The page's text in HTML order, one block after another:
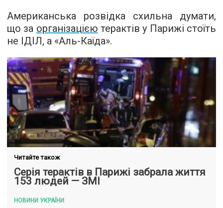
Американська розвідка схильна думати,
що за організацією терактів у Парижі стоїть
не ІДІЛ, а «Аль-Каїда».
Читайте також
Серія терактів в Парижі забрала життя
153 людей — ЗМІ
НОВИНИ УКРАЇНИ